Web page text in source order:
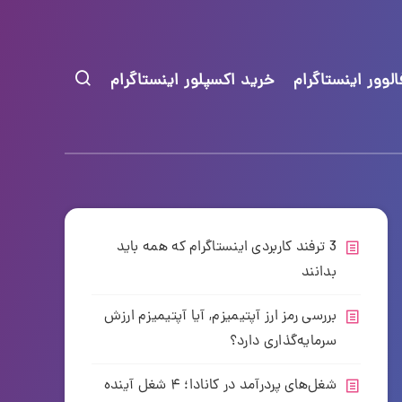
اینستاگرام خرید اکسپلور اینستاگرام
3 ترفند کاربردی اینستاگرام که همه باید
بدانند
بررسی رمز ارز آپتیمیزم, آیا آپتیمیزم ارزش
سرمایه‌گذاری دارد؟
شغل‌های پردرآمد در کانادا؛ ۴ شغل آینده